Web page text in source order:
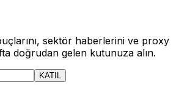
sektör haberlerini ve proxy
doğrudan gelen kutunuza alın.
KATIL